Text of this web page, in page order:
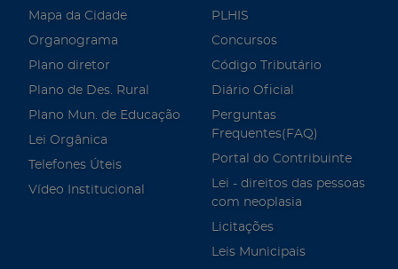
Mapa da Cidade
Organograma
Plano diretor
Plano de Des. Rural
Plano Mun. de Educação
Lei Orgânica
Telefones Úteis
Vídeo Institucional
PLHIS
Concursos
Código Tributário
Diário Oficial
Perguntas
Frequentes(FAQ)
Portal do Contribuinte
Lei - direitos das pessoas
com neoplasia
Licitações
Leis Municipais